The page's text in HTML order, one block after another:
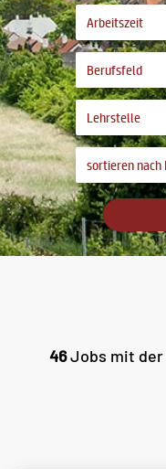
46Jobs mit der